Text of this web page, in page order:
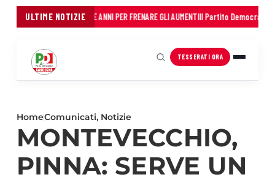
ULTIME NOTIZIE
45 MILIONI IN TRE ANNI PER FRENARE GLI AUMENTIIl Partito Democratico della
TESSERATI ORA
HomeComunicati, Notizie
MONTEVECCHIO,
PINNA: SERVE UN